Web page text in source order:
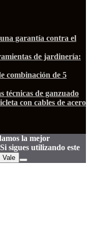
garantía contra el
de jardinería:
combinación de 5
técnicas de ganzuado
con cables de acero
la mejor
sigues utilizando este
Vale